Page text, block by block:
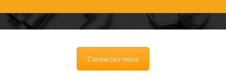
Contactez-nous